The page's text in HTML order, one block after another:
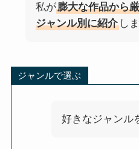
私が膨大な作品から
ジャンル別に紹介し
ジャンルで選ぶ
好きなジャンル